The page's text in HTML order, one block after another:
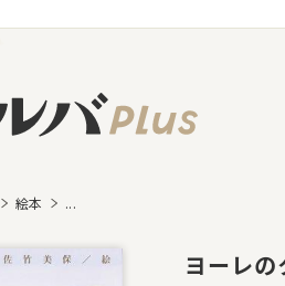
絵本 ...
ヨーレの